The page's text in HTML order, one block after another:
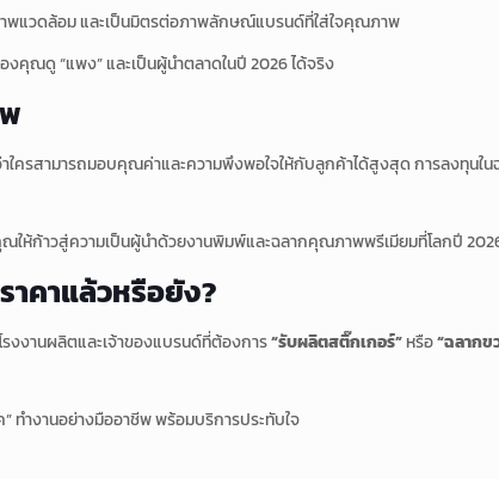
พแวดล้อม และเป็นมิตรต่อภาพลักษณ์แบรนด์ที่ใส่ใจคุณภาพ
งคุณดู “แพง” และเป็นผู้นำตลาดในปี 2026 ได้จริง
ใครสามารถมอบคุณค่าและความพึงพอใจให้กับลูกค้าได้สูงสุด การลงทุน
ห้ก้าวสู่ความเป็นผู้นำด้วยงานพิมพ์และฉลากคุณภาพพรีเมียมที่โลกปี
คาแล้วหรือยัง?
รงงานผลิตและเจ้าของแบรนด์ที่ต้องการ“รับผลิตสติ๊กเกอร์”หรือ“ฉลาก
ทำงานอย่างมืออาชีพ พร้อมบริการประทับใจ